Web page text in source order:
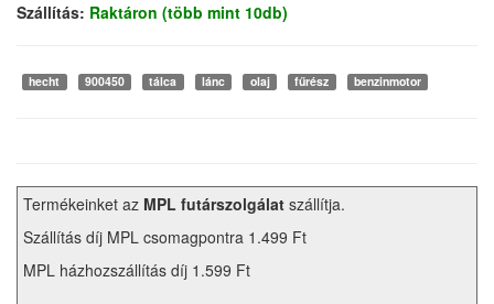
Szállítás: Raktáron (több mint 10db)
hecht 900450 tálca lánc olaj fűrész benzinmotor
Termékeinket az MPL futárszolgálat szállítja.
Szállítás díj MPL csomagpontra 1.499 Ft
MPL házhozszállítás díj 1.599 Ft